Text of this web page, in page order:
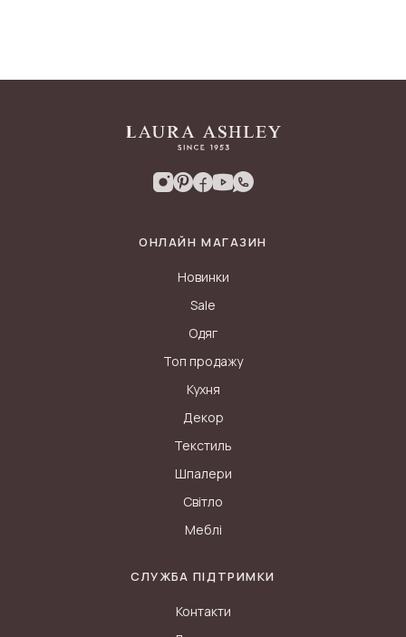
ОНЛАЙН МАГАЗИН
Новинки
Sale
Одяг
Топ продажу
Кухня
Декор
Текстиль
Шпалери
Світло
Меблі
СЛУЖБА ПІДТРИМКИ
Контакти